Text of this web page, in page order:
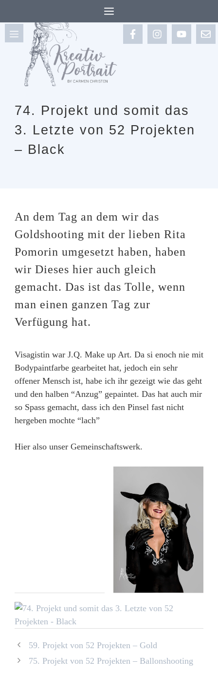
Inhalt
springen
MENÜ
MENÜ
74. Projekt und somit das
3. Letzte von 52 Projekten
– Black
An dem Tag an dem wir das
Goldshooting mit der lieben Rita
Pomorin umgesetzt haben, haben
wir Dieses hier auch gleich
gemacht. Das ist das Tolle, wenn
man einen ganzen Tag zur
Verfügung hat.
Visagistin war J.Q. Make up Art. Da si enoch nie mit
Bodypaintfarbe gearbeitet hat, jedoch ein sehr
offener Mensch ist, habe ich ihr gezeigt wie das geht
und den halben “Anzug” gepaintet. Das hat auch mir
so Spass gemacht, dass ich den Pinsel fast nicht
hergeben mochte “lach”
Hier also unser Gemeinschaftswerk.
59. Projekt von 52 Projekten – Gold
75. Projekt von 52 Projekten – Ballonshooting